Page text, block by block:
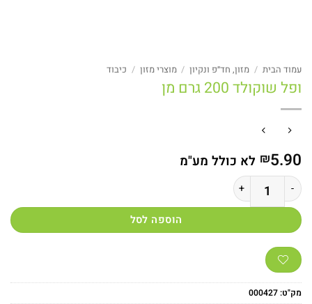
עמוד הבית / מזון, חד״פ ונקיון / מוצרי מזון / כיבוד
ופל שוקולד 200 גרם מן
₪5.90 לא כולל מע"מ
כמות של ופל שוקולד 200 גרם מן
הוספה לסל
מק"ט:000427